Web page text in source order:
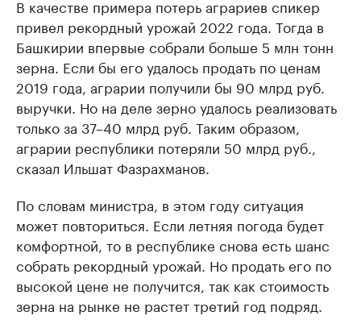
В качестве примера потерь аграриев спикер
привел рекордный урожай 2022 года. Тогда в
Башкирии впервые собрали больше 5 млн тонн
зерна. Если бы его удалось продать по ценам
2019 года, аграрии получили бы 90 млрд руб.
выручки. Но на деле зерно удалось реализовать
только за 37–40 млрд руб. Таким образом,
аграрии республики потеряли 50 млрд руб.,
сказал Ильшат Фазрахманов.
По словам министра, в этом году ситуация
может повториться. Если летняя погода будет
комфортной, то в республике снова есть шанс
собрать рекордный урожай. Но продать его по
высокой цене не получится, так как стоимость
зерна на рынке не растет третий год подряд.